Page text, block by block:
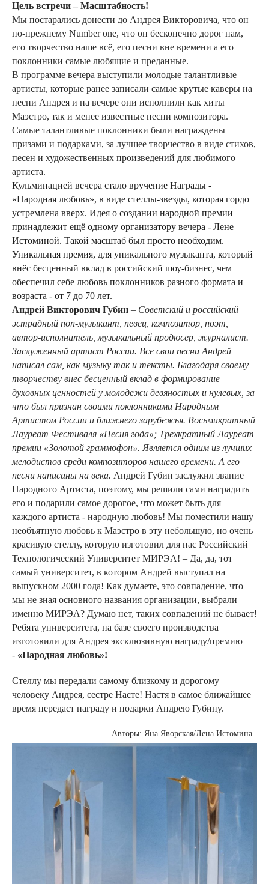
Цель встречи – Масштабность!
Мы постарались донести до Андрея Викторовича, что он
по-прежнему Number one, что он бесконечно дорог нам,
его творчество наше всё, его песни вне времени а его
поклонники самые любящие и преданные.
В программе вечера выступили молодые талантливые
артисты, которые ранее записали самые крутые каверы на
песни Андрея и на вечере они исполнили как хиты
Маэстро, так и менее известные песни композитора.
Самые талантливые поклонники были награждены
призами и подарками, за лучшее творчество в виде стихов,
песен и художественных произведений для любимого
артиста.
Кульминацией вечера стало вручение Награды -
«Народная любовь», в виде стеллы-звезды, которая гордо
устремлена вверх. Идея о создании народной премии
принадлежит ещё одному организатору вечера - Лене
Истоминой. Такой масштаб был просто необходим.
Уникальная премия, для уникального музыканта, который
внёс бесценный вклад в российский шоу-бизнес, чем
обеспечил себе любовь поклонников разного формата и
возраста - от 7 до 70 лет.
Андрей Викторович Губин – Советский и российский
эстрадный поп-музыкант, певец, композитор, поэт,
автор-исполнитель, музыкальный продюсер, журналист.
Заслуженный артист России. Все свои песни Андрей
написал сам, как музыку так и тексты. Благодаря своему
творчеству внес бесценный вклад в формирование
духовных ценностей у молодежи девяностых и нулевых, за
что был признан своими поклонниками Народным
Артистом России и ближнего зарубежья. Восьмикратный
Лауреат Фестиваля «Песня года»; Трехкратный Лауреат
премии «Золотой граммофон». Является одним из лучших
мелодистов среди композиторов нашего времени. А его
песни написаны на века. Андрей Губин заслужил звание
Народного Артиста, поэтому, мы решили сами наградить
его и подарили самое дорогое, что может быть для
каждого артиста - народную любовь! Мы поместили нашу
необъятную любовь к Маэстро в эту небольшую, но очень
красивую стеллу, которую изготовил для нас Российский
Технологический Университет МИРЭА! – Да, да, тот
самый университет, в котором Андрей выступал на
выпускном 2000 года! Как думаете, это совпадение, что
мы не зная основного названия организации, выбрали
именно МИРЭА? Думаю нет, таких совпадений не бывает!
Ребята университета, на базе своего производства
изготовили для Андрея эксклюзивную награду/премию
- «Народная любовь»!
Стеллу мы передали самому близкому и дорогому
человеку Андрея, сестре Насте! Настя в самое ближайшее
время передаст награду и подарки Андрею Губину.
Авторы: Яна Яворская/Лена Истомина